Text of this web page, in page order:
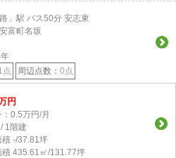
」駅 バス50分 安志東
富町名坂
点 周辺点数： 0点
円
：0.5万円/月
1階建
積 -/37.81坪
積 435.61㎡/131.77坪